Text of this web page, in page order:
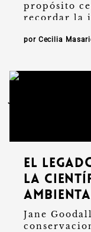
propósito
recordar la
por Cecilia
El
la
Jane